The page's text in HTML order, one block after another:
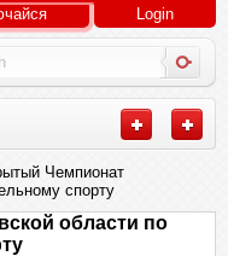
Login
Чемпионат
спорту
области по